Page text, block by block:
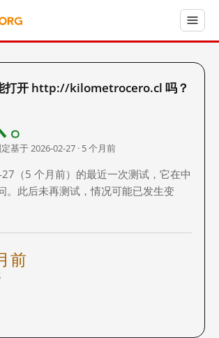
打开 http://kilometrocero.cl 吗？
基于 2026-02-27 · 5 个月前
（5 个月前）的最近一次测试，它在中
。此后未再测试，情况可能已发生变
前